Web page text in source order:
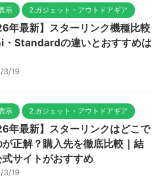
示 2.ガジェット・アウトドアギア
年最新】スターリンク機種比較
・Standardの違いとおすすめは
3/19
示 2.ガジェット・アウトドアギア
年最新】スターリンクはどこで
が正解？購入先を徹底比較｜結
サイトがおすすめ
3/19